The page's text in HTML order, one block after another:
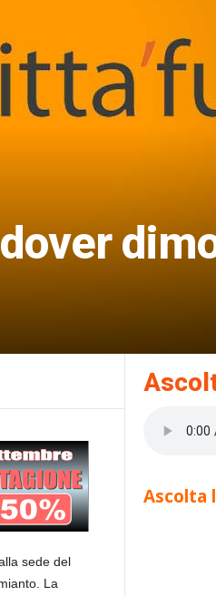
sede del
La
Ascolta